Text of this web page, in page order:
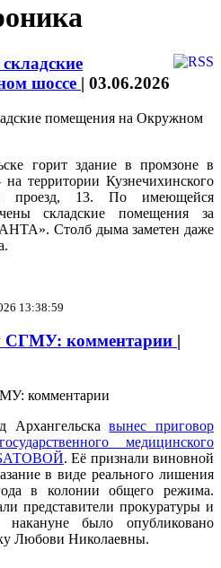
шоссе | 03.06.2026
горит здание в промзоне в
территории Кузнечихинского
проезд, 13. По имеющейся
складские помещения за
Столб дыма заметен даже
13:38:59
СГМУ: комментарии |
Архангельскавынес приговор
медицинского
. Её признали виновной
в виде реального лишения
в колонии общего режима.
представители прокуратуры и
было опубликовано
Любови Николаевны.